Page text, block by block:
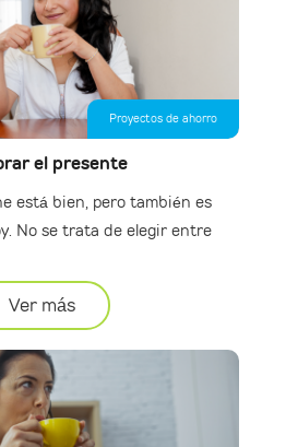
Proyectos de ahorro
el presente
está bien, pero también es
No se trata de elegir entre
Ver más